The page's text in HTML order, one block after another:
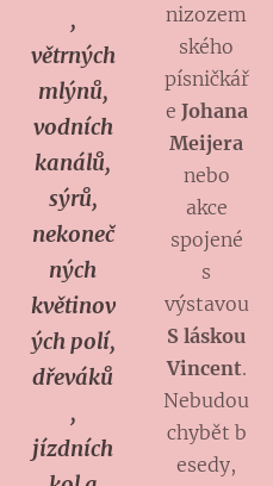
,
větrných
mlýnů,
vodních
kanálů,
sýrů,
nekoneč
ných
květinov
ých polí,
dřeváků
,
jízdních
nizozem
ského
písničkář
e Johana
Meijera
nebo
akce
spojené
s
výstavou
S láskou
Vincent.
Nebudou
chybět b
esedy,